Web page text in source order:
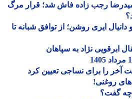
رجب زاده فاش شد؛ قرار مرگ
ایری روشن؛ از توافق شبانه تا
نژاد به سپاهان
را برای نساجی تعیین کرد
روغنی!
گفت؟